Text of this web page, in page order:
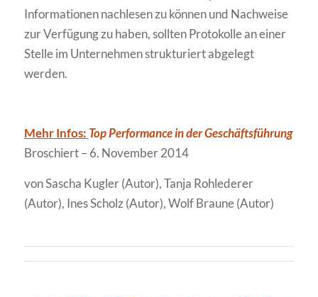
Informationen nachlesen zu können und Nachweise
zur Verfügung zu haben, sollten Protokolle an einer
Stelle im Unternehmen strukturiert abgelegt
werden.
Mehr Infos: Top Performance in der Geschäftsführung
Broschiert – 6. November 2014
von Sascha Kugler (Autor), Tanja Rohlederer
(Autor), Ines Scholz (Autor), Wolf Braune (Autor)